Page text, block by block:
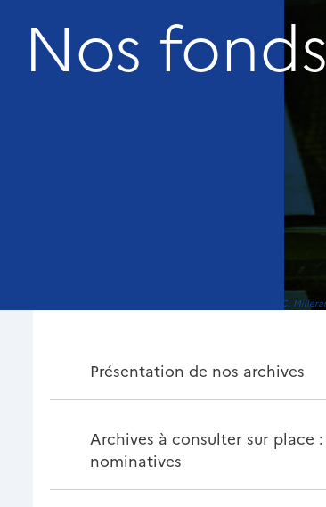
© C.
Nos
Présentation de nos archives
Archives à consulter sur place :
nominatives